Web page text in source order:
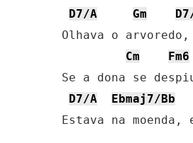
D7/A
Gm
Olhava o
Cm
Fm6
Se a dona se
D7/A
Ebmaj7/Bb
Estava na moenda,